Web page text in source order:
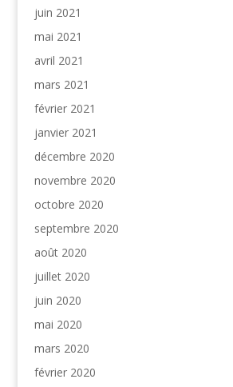
juin 2021
mai 2021
avril 2021
mars 2021
février 2021
janvier 2021
décembre 2020
novembre 2020
octobre 2020
septembre 2020
août 2020
juillet 2020
juin 2020
mai 2020
mars 2020
février 2020